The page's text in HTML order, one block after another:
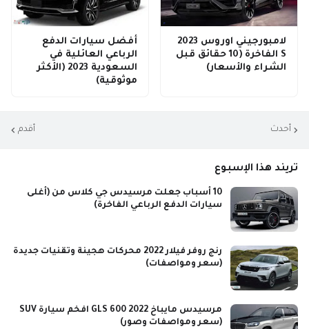
لامبورجيني اوروس 2023
S الفاخرة (10 حقائق قبل
الشراء والأسعار)
أفضل سيارات الدفع
الرباعي العائلية في
السعودية 2023 (الأكثر
موثوقية)
أحدث أقدم
تريند هذا الإسبوع
10 أسباب جعلت مرسيدس جي كلاس من (أغلى
سيارات الدفع الرباعي الفاخرة)
رنج روفر فيلار 2022 محركات هجينة وتقنيات جديدة
(سعر ومواصفات)
مرسيدس مايباخ GLS 600 2022 افخم سيارة SUV
(سعر ومواصفات وصور)